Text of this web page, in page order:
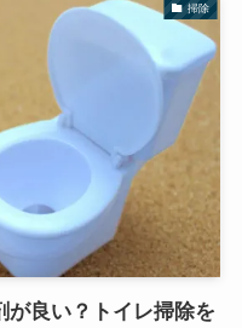
掃除
が良い？トイレ掃除を